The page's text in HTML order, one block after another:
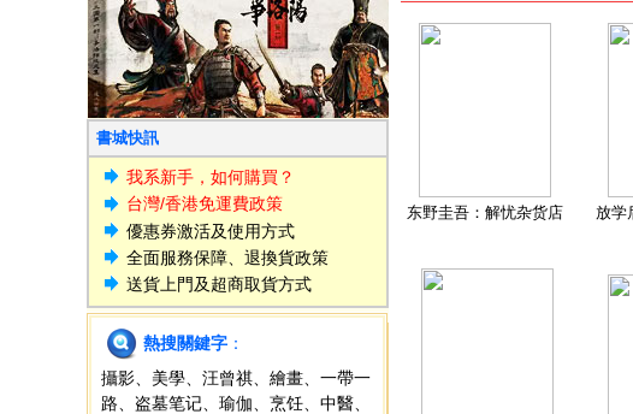
書城快訊
我系新手，如何購買？
台灣/香港免運費政策
優惠券激活及使用方式
全面服務保障、退換貨政策
送貨上門及超商取貨方式
熱搜關鍵字 ：
攝影
美學 汪曾祺 繪畫
一帶一
路
盗墓笔记 瑜伽 烹饪 中醫
东野圭吾：解忧杂货店
放学